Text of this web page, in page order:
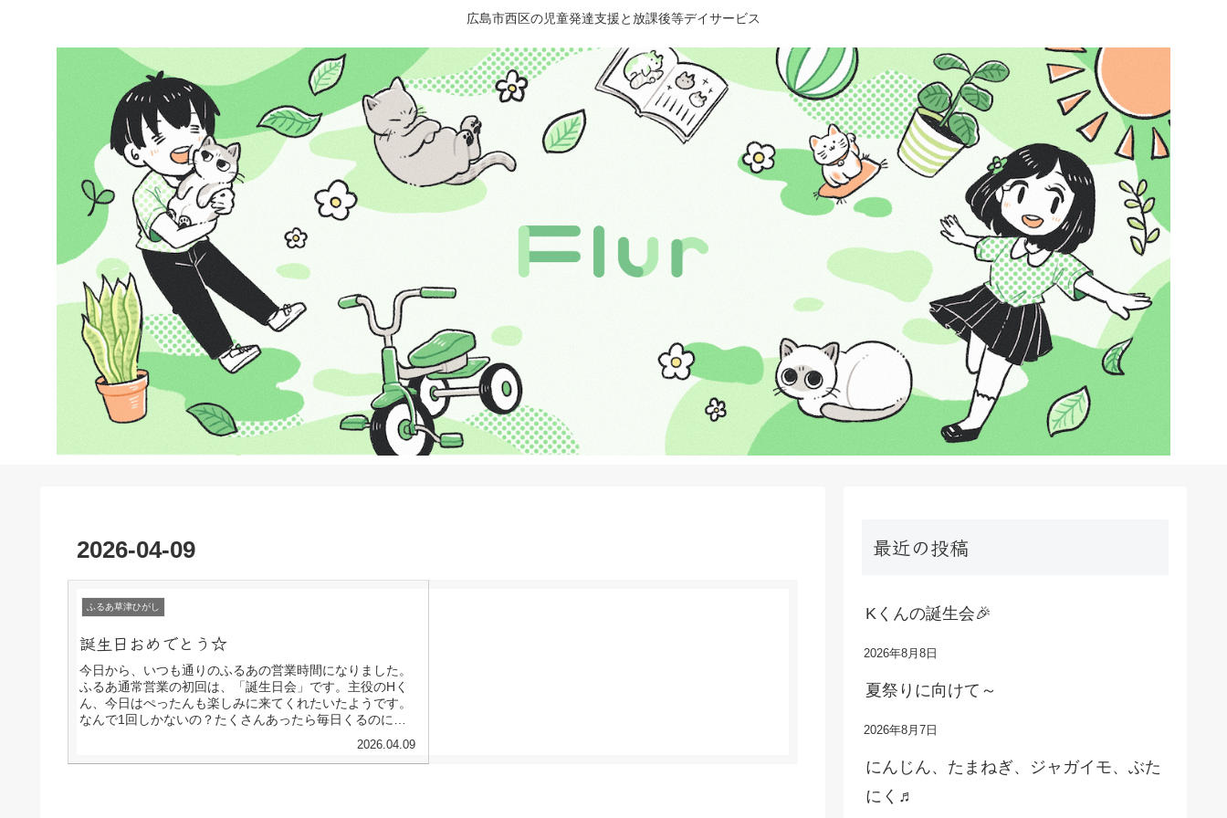
広島市西区の児童発達支援と放課後等デイサービス
2026-04-09
ふるあ草津ひがし
誕生日おめでとう☆
今日から、いつも通りのふるあの営業時間になりました。
ふるあ通常営業の初回は、「誕生日会」です。主役のHく
ん、今日はぺったんも楽しみに来てくれたいたようです。
なんで1回しかないの？たくさんあったら毎日くるのに…
と言って頂きました☆ありがとう♬”いろいろリズム歩
き”では、つま先立ちがかなりブームになっているようで
す。とっても上手に高ーく歩いています。つま先立ちを説
2026.04.09
最近の投稿
Kくんの誕生会🎉
2026年8月8日
夏祭りに向けて～
2026年8月7日
にんじん、たまねぎ、ジャガイモ、ぶた
にく♬